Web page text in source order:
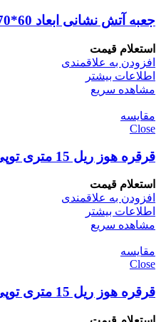
جعبه آتش نشانی ابعاد 60*70 قفل در باکی
استعلام قیمت
افزودن به علاقمندی
اطلاعات بیشتر
مشاهده سریع
مقایسه
Close
قرقره هوز ریل 15 متری توپی ABS
استعلام قیمت
افزودن به علاقمندی
اطلاعات بیشتر
مشاهده سریع
مقایسه
Close
قرقره هوز ریل 15 متری توپی فلزی